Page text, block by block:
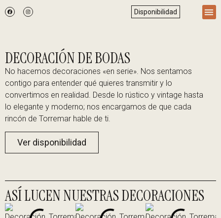
Disponibilidad
DECORACIÓN DE BODAS
No hacemos decoraciones «en serie». Nos sentamos
contigo para entender qué quieres transmitir y lo
convertimos en realidad. Desde lo rústico y vintage hasta
lo elegante y moderno; nos encargamos de que cada
rincón de Torremar hable de ti.
Ver disponibilidad
ASÍ LUCEN NUESTRAS DECORACIONES